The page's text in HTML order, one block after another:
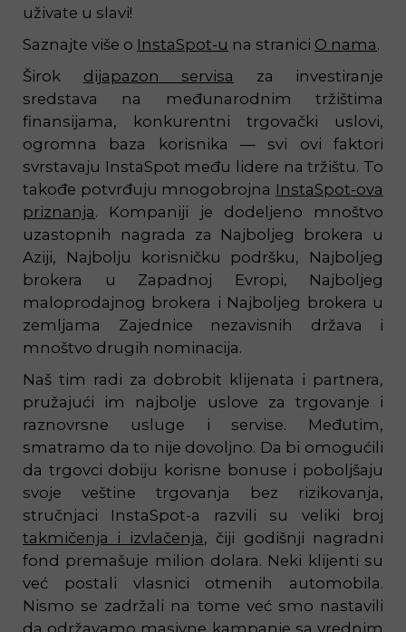
uživate u slavi!
Saznajte više o InstaSpot-u na stranici O nama.
Širok dijapazon servisa za investiranje
sredstava na međunarodnim tržištima
finansijama, konkurentni trgovački uslovi,
ogromna baza korisnika — svi ovi faktori
svrstavaju InstaSpot među lidere na tržištu. To
takođe potvrđuju mnogobrojna InstaSpot-ova
priznanja. Kompaniji je dodeljeno mnoštvo
uzastopnih nagrada za Najboljeg brokera u
Aziji, Najbolju korisničku podršku, Najboljeg
brokera u Zapadnoj Evropi, Najboljeg
maloprodajnog brokera i Najboljeg brokera u
zemljama Zajednice nezavisnih država i
mnoštvo drugih nominacija.
Naš tim radi za dobrobit klijenata i partnera,
pružajući im najbolje uslove za trgovanje i
raznovrsne usluge i servise. Međutim,
smatramo da to nije dovoljno. Da bi omogućili
da trgovci dobiju korisne bonuse i poboljšaju
svoje veštine trgovanja bez rizikovanja,
stručnjaci InstaSpot-a razvili su veliki broj
takmičenja i izvlačenja, čiji godišnji nagradni
fond premašuje milion dolara. Neki klijenti su
već postali vlasnici otmenih automobila.
Nismo se zadržali na tome već smo nastavili
da održavamo masivne kampanje sa vrednim